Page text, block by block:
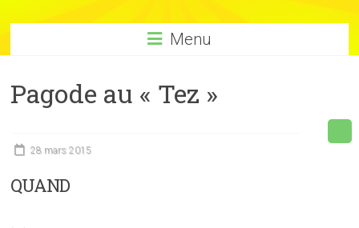
Menu
Pagode au « Tez »
28 mars 2015
QUAND